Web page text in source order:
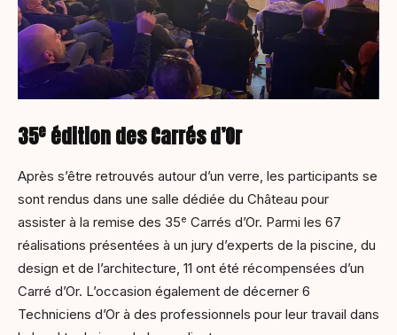
35e édition des Carrés d’Or
Après s’être retrouvés autour d’un verre, les participants se
sont rendus dans une salle dédiée du Château pour
assister à la remise des 35e Carrés d’Or. Parmi les 67
réalisations présentées à un jury d’experts de la piscine, du
design et de l’architecture, 11 ont été récompensées d’un
Carré d’Or. L’occasion également de décerner 6
Techniciens d’Or à des professionnels pour leur travail dans